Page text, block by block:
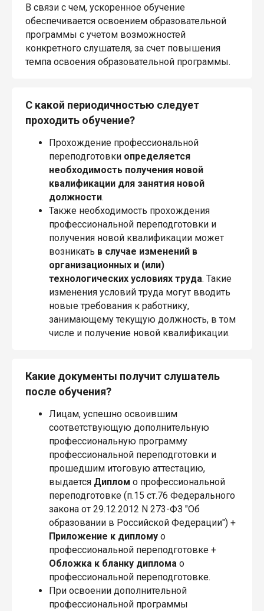
В связи с чем, ускоренное обучение
обеспечивается освоением образовательной
программы с учетом возможностей
конкретного слушателя, за счет повышения
темпа освоения образовательной программы.
С какой периодичностью следует
проходить обучение?
Прохождение профессиональной
переподготовки определяется
необходимость получения новой
квалификации для занятия новой
должности.
Также необходимость прохождения
профессиональной переподготовки и
получения новой квалификации может
возникать в случае изменений в
организационных и (или)
технологических условиях труда. Такие
изменения условий труда могут вводить
новые требования к работнику,
занимающему текущую должность, в том
числе и получение новой квалификации.
Какие документы получит слушатель
после обучения?
Лицам, успешно освоившим
соответствующую дополнительную
профессиональную программу
профессиональной переподготовки и
прошедшим итоговую аттестацию,
выдается Диплом о профессиональной
переподготовке (п.15 ст.76 Федерального
закона от 29.12.2012 N 273-ФЗ "Об
образовании в Российской Федерации") +
Приложение к диплому о
профессиональной переподготовке +
Обложка к бланку диплома о
профессиональной переподготовке.
При освоении дополнительной
профессиональной программы